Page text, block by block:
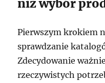
niż wybór
Pierwszym krokiem
sprawdzanie
Zdecydowanie
rzeczywistych